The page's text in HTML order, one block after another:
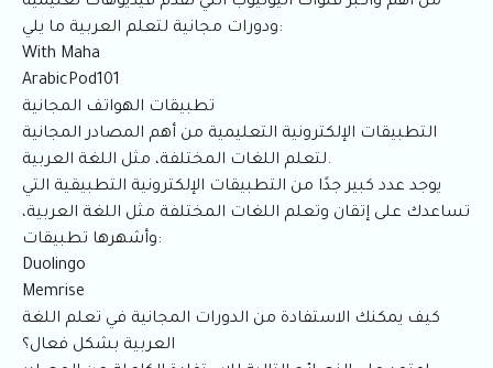
ودورات مجانية لتعلم العربية ما يلي:
With Maha
ArabicPod101
تطبيقات الهواتف المجانية
التطبيقات الإلكترونية التعليمية من أهم المصادر المجانية
لتعلم اللغات المختلفة، مثل اللغة العربية.
يوجد عدد كبير جدًا من التطبيقات الإلكترونية التطبيقية التي
تساعدك على إتقان وتعلم اللغات المختلفة مثل اللغة العربية،
وأشهرها تطبيقات:
Duolingo
Memrise
كيف يمكنك الاستفادة من الدورات المجانية في تعلم اللغة
العربية بشكل فعال؟